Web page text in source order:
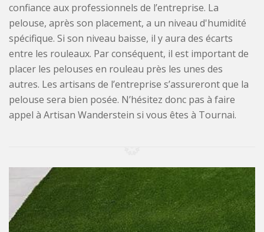
confiance aux professionnels de l’entreprise. La
pelouse, après son placement, a un niveau d'humidité
spécifique. Si son niveau baisse, il y aura des écarts
entre les rouleaux. Par conséquent, il est important de
placer les pelouses en rouleau près les unes des
autres. Les artisans de l’entreprise s’assureront que la
pelouse sera bien posée. N’hésitez donc pas à faire
appel à Artisan Wanderstein si vous êtes à Tournai.